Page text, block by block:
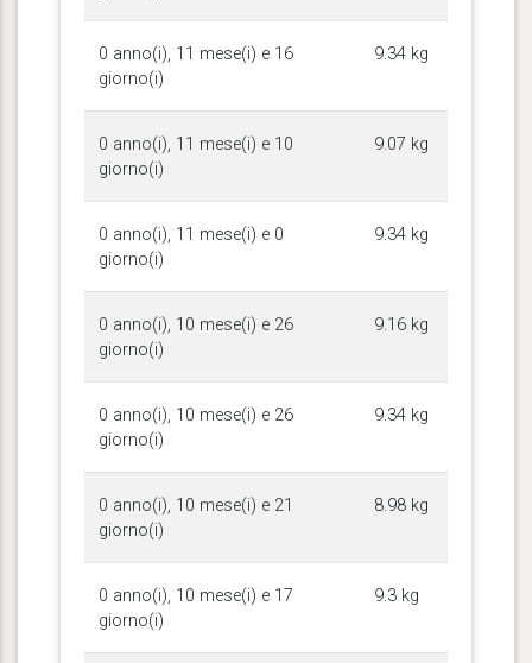
0 anno(i), 11 mese(i) e 16
giorno(i)
9.34 kg
0 anno(i), 11 mese(i) e 10
giorno(i)
9.07 kg
0 anno(i), 11 mese(i) e 0
giorno(i)
9.34 kg
0 anno(i), 10 mese(i) e 26
giorno(i)
9.16 kg
0 anno(i), 10 mese(i) e 26
giorno(i)
9.34 kg
0 anno(i), 10 mese(i) e 21
giorno(i)
8.98 kg
0 anno(i), 10 mese(i) e 17
giorno(i)
9.3 kg